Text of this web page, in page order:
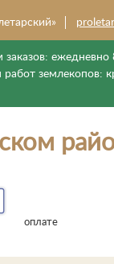
заказов: ежедневно
работ землекопов:
оплате